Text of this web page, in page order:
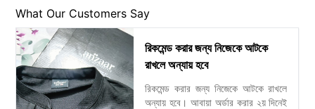
What Our Customers Say
রিকমেন্ড করার জন্য নিজেকে আটকে
রাখলে অন্যায় হবে
রিকমেন্ড করার জন্য নিজেকে আটকে রাখলে
অন্যায় হবে। আবায়া অর্ডার করার ২য় দিনেই